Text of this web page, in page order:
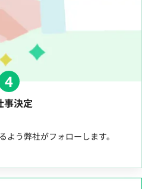
4
事決定
う弊社がフォローします。